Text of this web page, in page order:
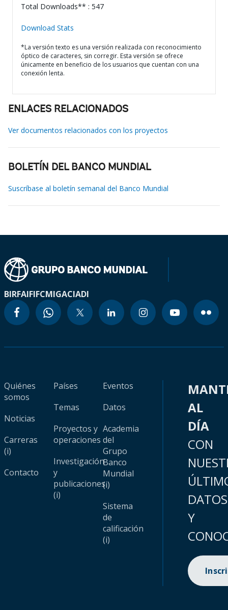
Total Downloads** : 547
Download Stats
*La versión texto es una versión realizada con reconocimiento
óptico de caracteres, sin corregir. Esta versión se ofrece
únicamente en beneficio de los usuarios que cuentan con una
conexión lenta.
ENLACES RELACIONADOS
Ver documentos relacionados con los proyectos
BOLETÍN DEL BANCO MUNDIAL
Suscríbase al boletín semanal del Banco Mundial
BIRFAIFIFCMIGACIADI
Quiénes
somos
Noticias
Carreras
(i)
Contacto
Países
Temas
Proyectos y
operaciones
Investigación
y
publicaciones
(i)
Eventos
Datos
Academia
del
Grupo
Banco
Mundial
(i)
Sistema
de
calificación
(i)
AL
DÍA
CON
DATOS
Y